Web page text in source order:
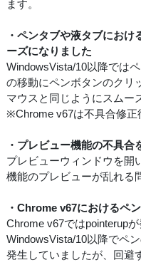
ます。
・ペンタブや液タブにお
ーズになりました
WindowsVista/10以降では
の移動にペンボタンのクリ
マウスと同じようにスムー
※Chrome v67は不具合修正
・プレビュー機能の不具合
プレビューウィンドウを開
機能のプレビューが乱れる
・Chrome v67におけるペ
Chrome v67ではpointerup
WindowsVista/10以降でペ
発生していましたが、回避